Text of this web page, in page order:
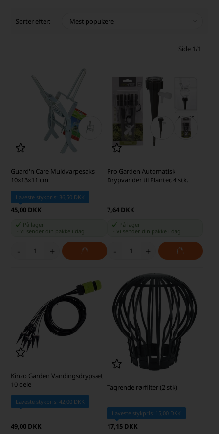
Sorter efter:
Side 1/1
Guard'n Care Muldvarpesaks
10x13x11 cm
Laveste stykpris: 36,50 DKK
45,00 DKK
På lager
-Vi sender din pakke i dag
- +
Pro Garden Automatisk
Drypvander til Planter, 4 stk.
7,64 DKK
På lager
Vi sender din pakke i dag
- +
Kinzo Garden Vandingsdrypsæt
10 dele
Laveste stykpris: 42,00 DKK
49,00 DKK
Tagrende rørfilter (2 stk)
Laveste stykpris: 15,00 DKK
17,15 DKK